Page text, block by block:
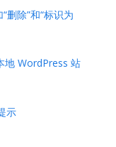
删除”和“标识为
地 WordPress 站
示